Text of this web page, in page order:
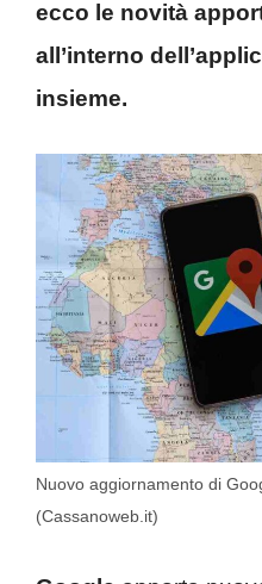
ecco le novità
all’interno
insieme.
Nuovo aggiornamento di
(Cassanoweb.it)